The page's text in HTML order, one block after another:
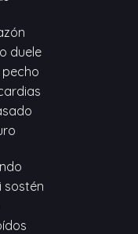
duele
sostén